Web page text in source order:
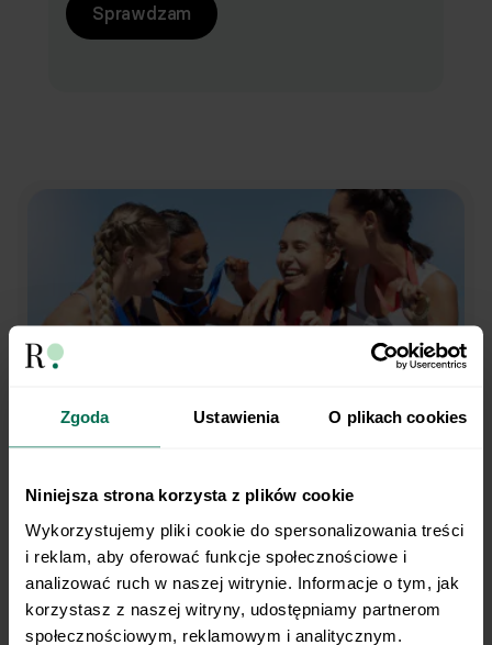
Zgoda Ustawienia O plikach cookies
Niniejsza strona korzysta z plików cookie
Wykorzystujemy pliki cookie do spersonalizowania treści
i reklam, aby oferować funkcje społecznościowe i
analizować ruch w naszej witrynie. Informacje o tym, jak
korzystasz z naszej witryny, udostępniamy partnerom
społecznościowym, reklamowym i analitycznym.
Sprawdzam
Trenujesz regularnie?
My robimy dietę.
Opieka dietetyka sportowego i indywidualny plan
żywieniowy dopasowany do Twojej dyscypliny,